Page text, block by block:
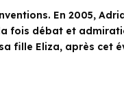
En 2005,
fois débat et
fille Eliza, après cet